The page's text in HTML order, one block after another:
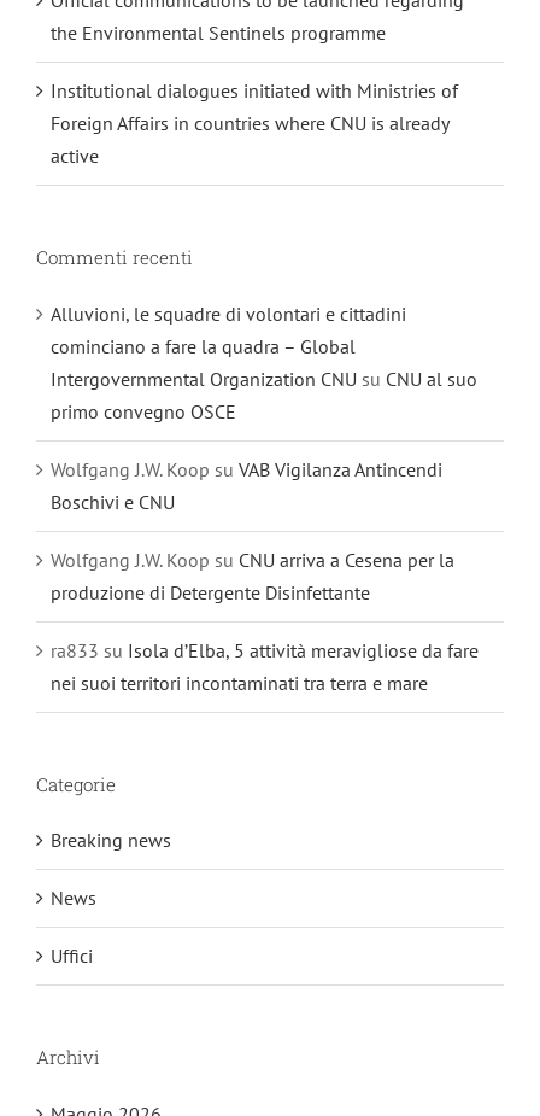
the Environmental Sentinels programme
Institutional dialogues initiated with Ministries of
Foreign Affairs in countries where CNU is already
active
Commenti recenti
Alluvioni, le squadre di volontari e cittadini
cominciano a fare la quadra – Global
Intergovernmental Organization CNU su CNU al suo
primo convegno OSCE
Wolfgang J.W. Koop su VAB Vigilanza Antincendi
Boschivi e CNU
Wolfgang J.W. Koop su CNU arriva a Cesena per la
produzione di Detergente Disinfettante
ra833 su Isola d’Elba, 5 attività meravigliose da fare
nei suoi territori incontaminati tra terra e mare
Categorie
Breaking news
News
Uffici
Archivi